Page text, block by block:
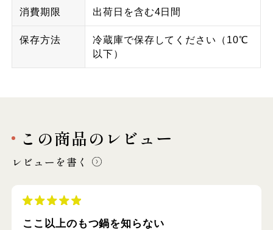
消費期限 出荷日を含む4日間
保存方法
冷蔵庫で保存してください（10℃
以下）
この商品のレビュー
レビューを書く
ここ以上のもつ鍋を知らない